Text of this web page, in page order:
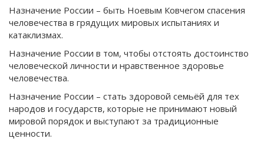
Назначение России – быть Ноевым Ковчегом спасения
человечества в грядущих мировых испытаниях и
катаклизмах.
Назначение России в том, чтобы отстоять достоинство
человеческой личности и нравственное здоровье
человечества.
Назначение России – стать здоровой семьёй для тех
народов и государств, которые не принимают новый
мировой порядок и выступают за традиционные
ценности.